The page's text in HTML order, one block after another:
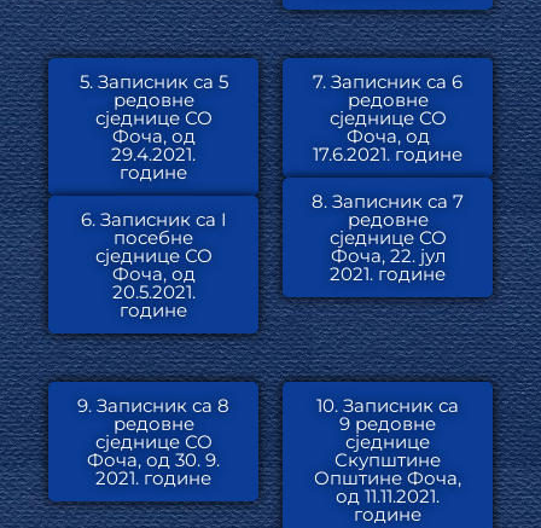
5. Записник са 5
редовне
сједнице СО
Фоча, од
29.4.2021.
године
6. Записник са I
посебне
сједнице СО
Фоча, од
20.5.2021.
године
7. Записник са 6
редовне
сједнице СО
Фоча, од
17.6.2021. године
8. Записник са 7
редовне
сједнице СО
Фоча, 22. јул
2021. године
9. Записник са 8
редовне
сједнице СО
Фоча, од 30. 9.
2021. године
10. Записник са
9 редовне
сједнице
Скупштине
Општине Фоча,
од 11.11.2021.
године